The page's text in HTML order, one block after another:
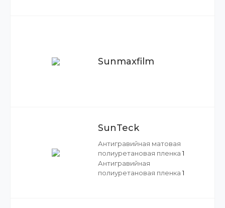
Sunmaxfilm
SunTeck
Антигравийная матовая
полиуретановая пленка 1
Антигравийная
полиуретановая пленка 1